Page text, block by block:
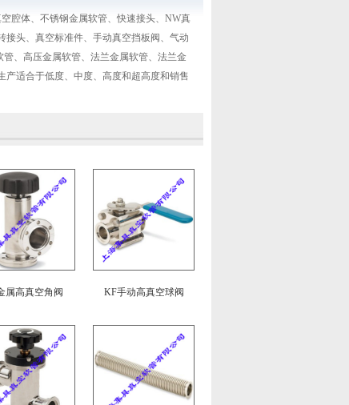
腔体、不锈钢金属软管、快速接头、NW真
接头、真空标准件、手动真空挡板阀、气动
、高压金属软管、法兰金属软管、法兰金
产适合于低度、中度、高度和超高度和销售
属高真空角阀 KF手动高真空球阀